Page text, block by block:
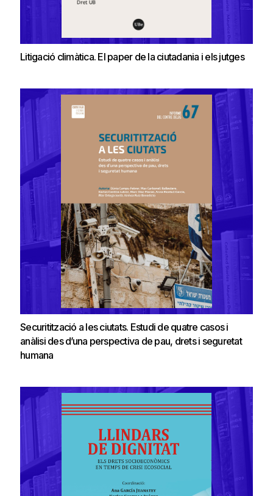
Litigació climàtica. El paper de la ciutadania i els jutges
Securitització a les ciutats. Estudi de quatre casos i
anàlisi des d’una perspectiva de pau, drets i seguretat
humana